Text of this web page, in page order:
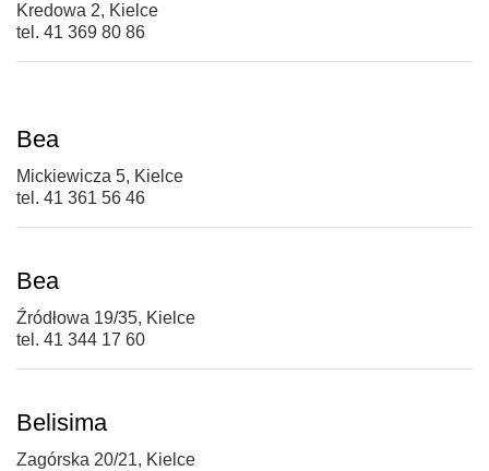
Kredowa 2, Kielce
tel. 41 369 80 86
Bea
Mickiewicza 5, Kielce
tel. 41 361 56 46
Bea
Źródłowa 19/35, Kielce
tel. 41 344 17 60
Belisima
Zagórska 20/21, Kielce